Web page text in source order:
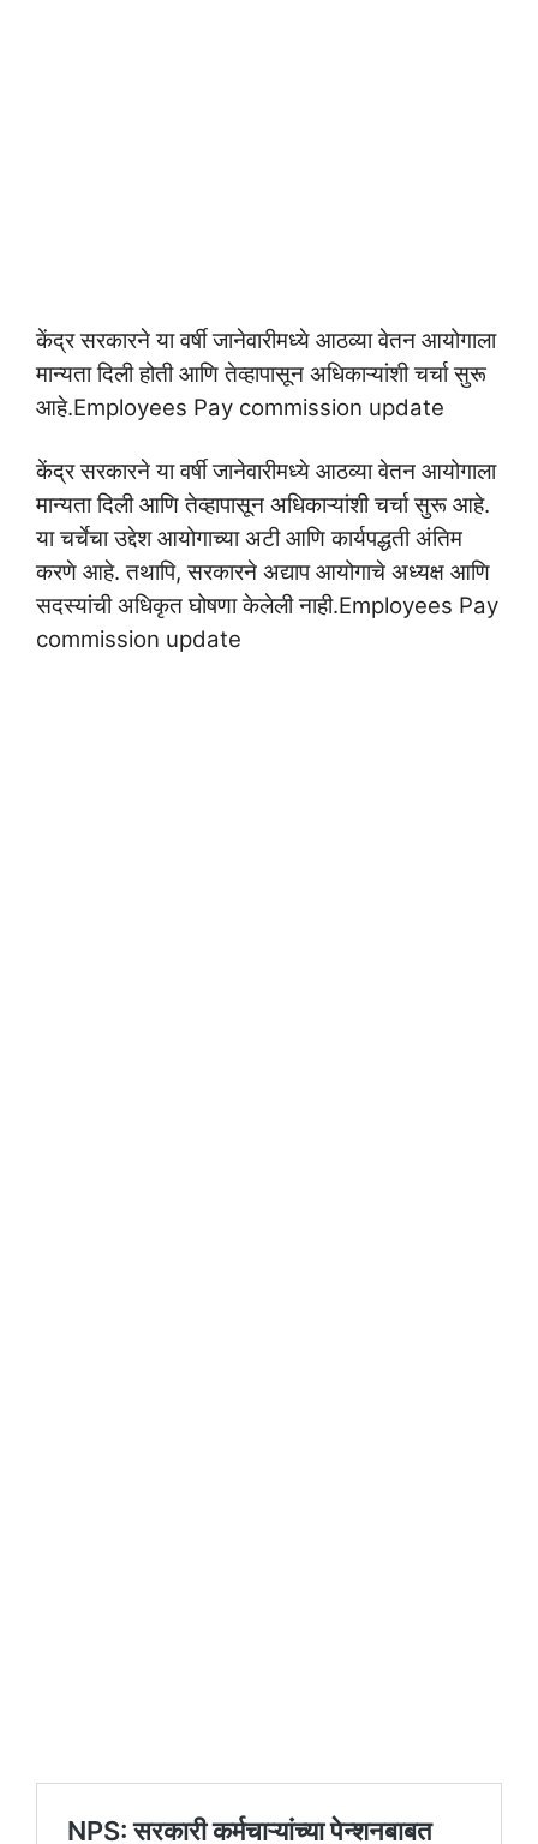
केंद्र सरकारने या वर्षी जानेवारीमध्ये आठव्या वेतन आयोगाला
मान्यता दिली होती आणि तेव्हापासून अधिकाऱ्यांशी चर्चा सुरू
आहे.Employees Pay commission update
केंद्र सरकारने या वर्षी जानेवारीमध्ये आठव्या वेतन आयोगाला
मान्यता दिली आणि तेव्हापासून अधिकाऱ्यांशी चर्चा सुरू आहे.
या चर्चेचा उद्देश आयोगाच्या अटी आणि कार्यपद्धती अंतिम
करणे आहे. तथापि, सरकारने अद्याप आयोगाचे अध्यक्ष आणि
सदस्यांची अधिकृत घोषणा केलेली नाही.Employees Pay
commission update